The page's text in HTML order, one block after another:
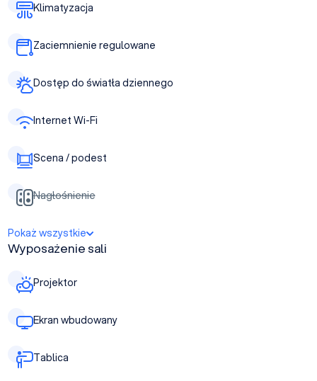
Klimatyzacja
Zaciemnienie regulowane
Dostęp do światła dziennego
Internet Wi-Fi
Scena / podest
Nagłośnienie
Pokaż wszystkie
Wyposażenie sali
Projektor
Ekran wbudowany
Tablica